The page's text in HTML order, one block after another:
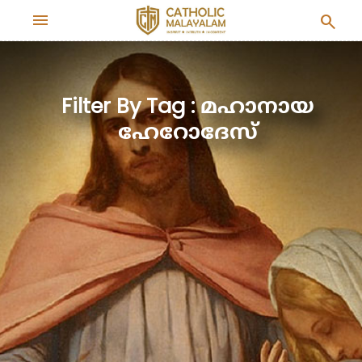
menu search
Filter By Tag : മഹാനായ
ഹേറോദേസ്